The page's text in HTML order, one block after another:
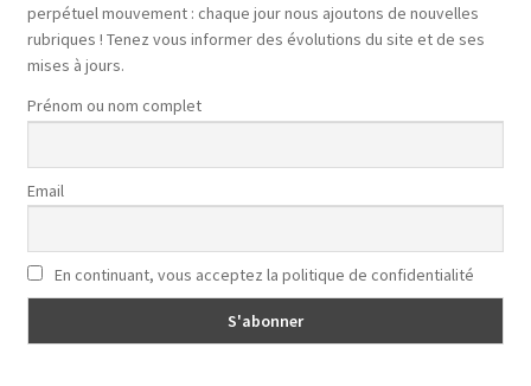
perpétuel mouvement : chaque jour nous ajoutons de nouvelles
rubriques ! Tenez vous informer des évolutions du site et de ses
mises à jours.
Prénom ou nom complet
Email
En continuant, vous acceptez la politique de confidentialité